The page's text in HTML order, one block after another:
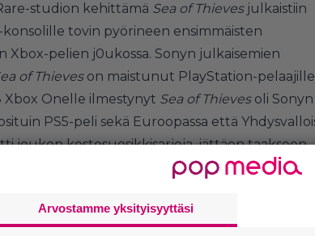
studion kehittämä Sea of Thieves julkaistiin
tovin pyörineen ensimmäisten
Xbox-pelien j0ukossa. Sonyn julkaisemien
of Thieves on maistunut PlayStation-
Onelle ilmestynyt Sea of Thieves oli Sonyn
PS5-peli sekä Euroopassa että
joukon kestosuosikkisarjoja, jättäen taakseen
V:n Madden NFL 24:n, F1 24:n sekä niin ikään
Arvostamme yksityisyyttäsi